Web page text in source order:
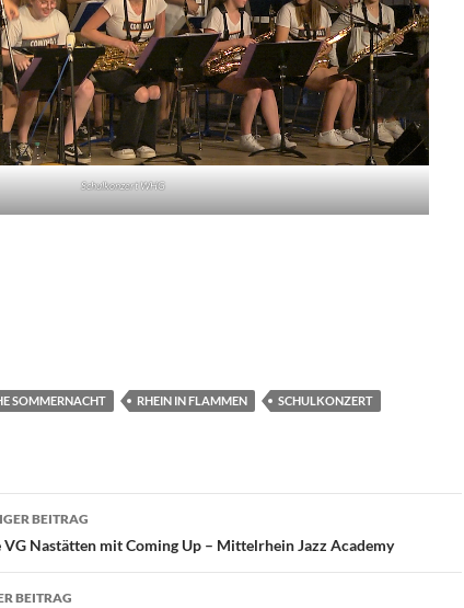
Schulkonzert WHG
SOMMERNACHT RHEIN IN FLAMMEN
SCHULKONZERT
BEITRAG
VG Nastätten mit Coming Up – Mittelrhein Jazz Academy
BEITRAG